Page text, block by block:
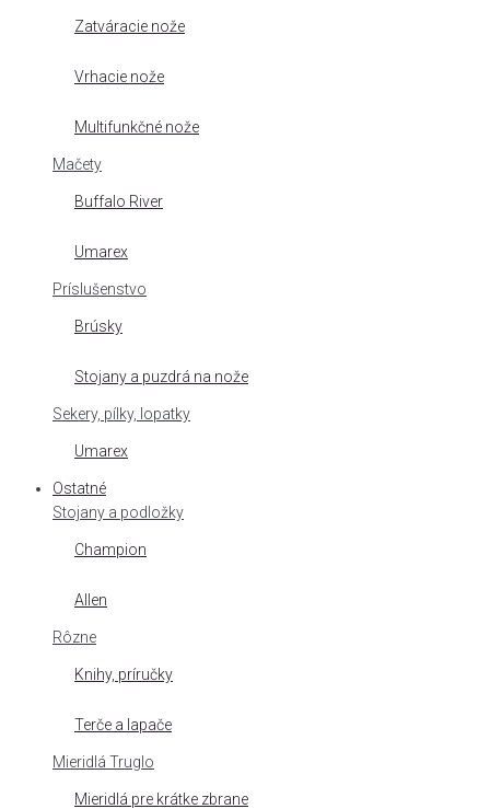
Zatváracie nože
Vrhacie nože
Multifunkčné nože
Mačety
Buffalo River
Umarex
Príslušenstvo
Brúsky
Stojany a puzdrá na nože
Sekery, pílky, lopatky
Umarex
Ostatné
Stojany a podložky
Champion
Allen
Rôzne
Knihy, príručky
Terče a lapače
Mieridlá Truglo
Mieridlá pre krátke zbrane